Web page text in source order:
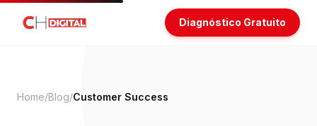
Diagnóstico Gratuito
Home/Blog/Customer Success